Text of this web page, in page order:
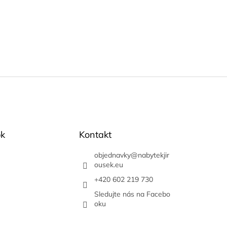
Kontakt
objednavky@nabytekjir
ousek.eu
+420 602 219 730
Sledujte nás na Facebo
oku